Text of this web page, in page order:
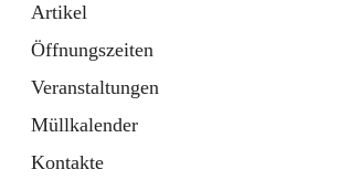
Artikel
Öffnungszeiten
Veranstaltungen
Müllkalender
Kontakte
Tab
Bundeskanzleramt Österreich
Externe Webseite
öffnet
in
neuem
Tab